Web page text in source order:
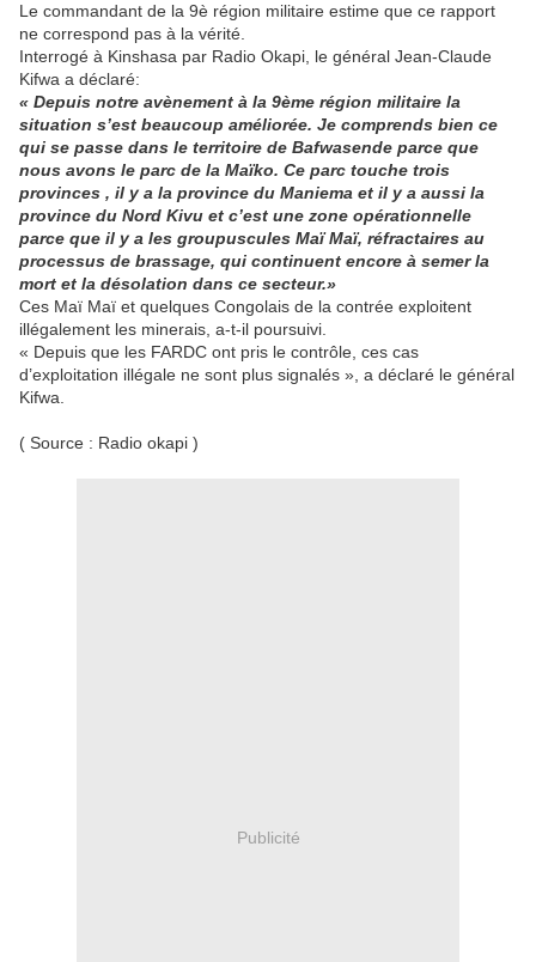
Le commandant de la 9è région militaire estime que ce rapport
ne correspond pas à la vérité.
Interrogé à Kinshasa par Radio Okapi, le général Jean-Claude
Kifwa a déclaré:
« Depuis notre avènement à la 9ème région militaire la
situation s’est beaucoup améliorée. Je comprends bien ce
qui se passe dans le territoire de Bafwasende parce que
nous avons le parc de la Maïko. Ce parc touche trois
provinces , il y a la province du Maniema et il y a aussi la
province du Nord Kivu et c’est une zone opérationnelle
parce que il y a les groupuscules Maï Maï, réfractaires au
processus de brassage, qui continuent encore à semer la
mort et la désolation dans ce secteur.»
Ces Maï Maï et quelques Congolais de la contrée exploitent
illégalement les minerais, a-t-il poursuivi.
« Depuis que les FARDC ont pris le contrôle, ces cas
d’exploitation illégale ne sont plus signalés », a déclaré le général
Kifwa.
( Source : Radio okapi )
Publicité